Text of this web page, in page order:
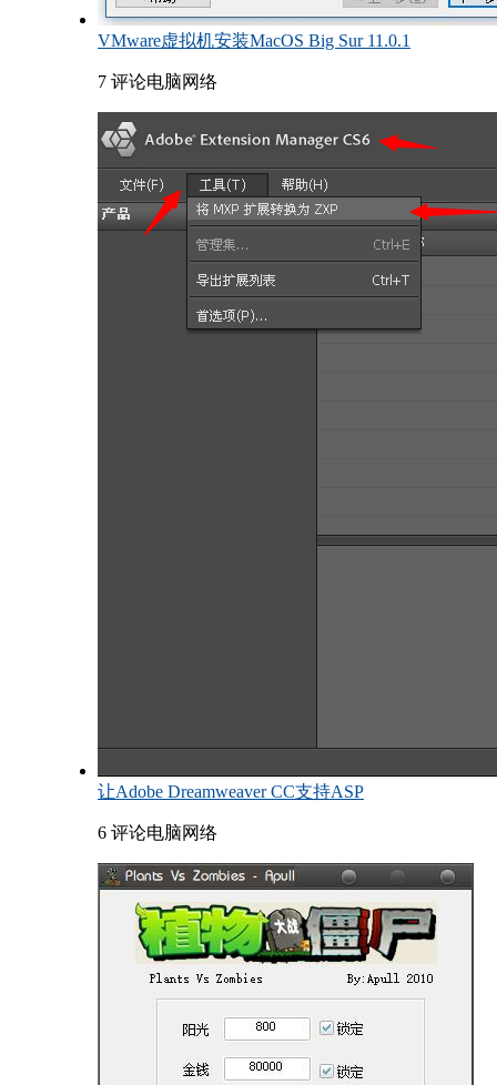
VMware虚拟机安装MacOS Big Sur 11.0.1
7 评论电脑网络
让Adobe Dreamweaver CC支持ASP
6 评论电脑网络